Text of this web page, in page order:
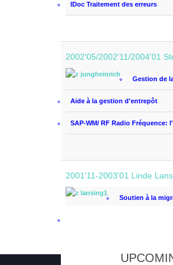
IDoc Traitement des erreurs
2002'05/2002'11/2004'01
Gestion de
Aide à la gestion d'entrepôt
SAP-WM/ RF Radio Fréquence:
2001'11-2003'01 Linde
Soutien à la